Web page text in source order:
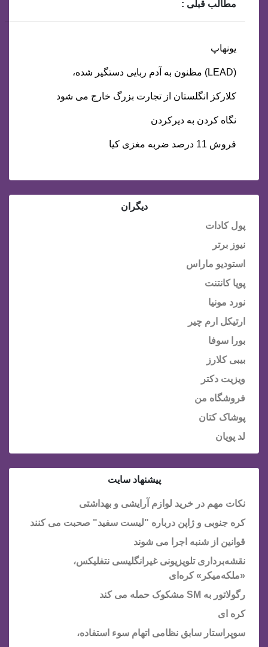
مطالب قبلی :
یونهاپ
(LEAD) مظنون به آدم ربایی دستگیر شده،
کلارکز انگلستان از تجارت بزرگ خارج می شود
نگاه کردن به دیرکردن
فروش 11 درصد ضربه مغزی کیا
دیگران
پول کادات
نیوز برتر
استودیو ماراس
پویا کانتنت
نورد مونیا
ارتیکل ارم چیر
بورا سوفا
بیبی کلارز
ویزیت دکتر
فروشگاه من
پوشاک کتان
لد پویان
پیشنهاد سایت
نکات مهم در خرید لوازم آرایشی و بهداشتی
کره جنوبی و ژاپن درباره "لیست سفید" صحبت می کنند
قوانین از شنبه اجرا می شوند
نقشه‌برداری تلویزیونی غیرانگلیسی نتفلیکس،
«ملکه‌میکر» کره‌ای
رگولاتور به SM مشکوک حمله می کند
کره ای
سوپراستار سابق نظامی اتهام سوء استفاده،